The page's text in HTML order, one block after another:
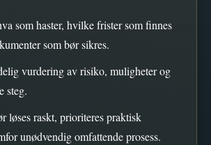
som haster, hvilke frister som finnes
som bør sikres.
vurdering av risiko, muligheter og
steg.
løses raskt, prioriteres praktisk
unødvendig omfattende prosess.